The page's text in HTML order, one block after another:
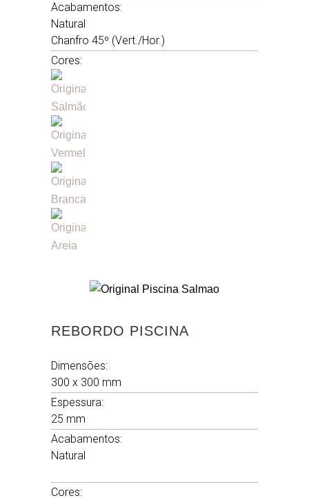
Acabamentos:
Natural
Chanfro 45º (Vert./Hor.)
Cores:
REBORDO PISCINA
Dimensões:
300 x 300 mm
Espessura:
25 mm
Acabamentos:
Natural
Cores: